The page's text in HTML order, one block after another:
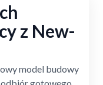
z New-
model budowy
odbiór gotowego